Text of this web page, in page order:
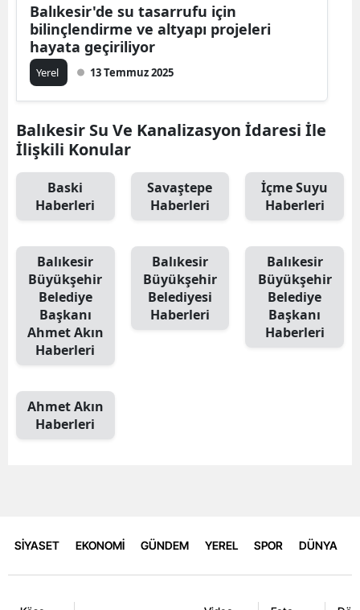
Balıkesir'de su tasarrufu için
bilinçlendirme ve altyapı projeleri
hayata geçiriliyor
Yerel 13 Temmuz 2025
Balıkesir Su Ve Kanalizasyon İdaresi İle
İlişkili Konular
Baski
Haberleri
Savaştepe
Haberleri
İçme Suyu
Haberleri
Balıkesir
Büyükşehir
Belediye
Başkanı
Ahmet Akın
Haberleri
Balıkesir
Büyükşehir
Belediyesi
Haberleri
Balıkesir
Büyükşehir
Belediye
Başkanı
Haberleri
Ahmet Akın
Haberleri
SİYASET EKONOMİ GÜNDEM YEREL SPOR DÜNYA